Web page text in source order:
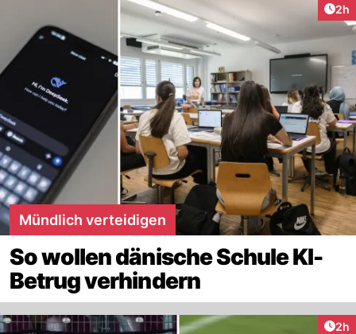
2h
Mündlich verteidigen
So wollen dänische Schule KI-
Betrug verhindern
2h